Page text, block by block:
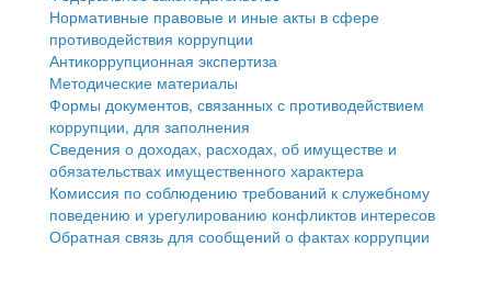
Генеральные планы
Проекты планировки территории
Собрание депутатов
Городское поселение
Сельские поселения
Нормативные правовые и иные акты в сфере
противодействия коррупции
Антикоррупционная экспертиза
Методические материалы
Формы документов, связанных с противодействием
коррупции, для заполнения
Сведения о доходах, расходах, об имуществе и
обязательствах имущественного характера
Комиссия по соблюдению требований к служебному
поведению и урегулированию конфликтов интересов
Обратная связь для сообщений о фактах коррупции